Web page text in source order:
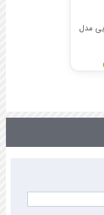
صدر 40 کیلویی مدل